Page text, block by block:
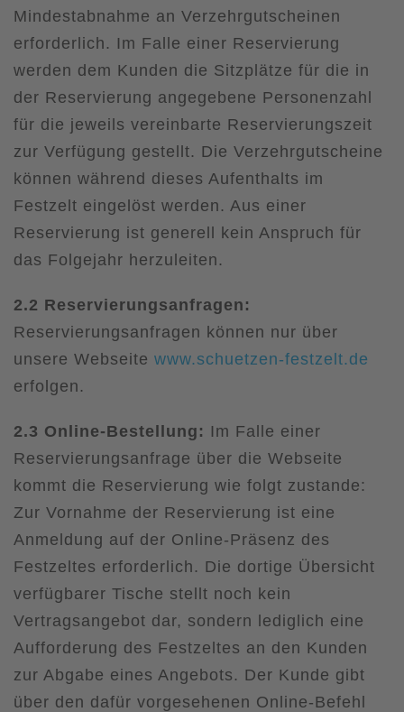
Mindestabnahme an Verzehrgutscheinen
erforderlich. Im Falle einer Reservierung
werden dem Kunden die Sitzplätze für die in
der Reservierung angegebene Personenzahl
für die jeweils vereinbarte Reservierungszeit
zur Verfügung gestellt. Die Verzehrgutscheine
können während dieses Aufenthalts im
Festzelt eingelöst werden. Aus einer
Reservierung ist generell kein Anspruch für
das Folgejahr herzuleiten.
2.2 Reservierungsanfragen:
Reservierungsanfragen können nur über
unsere Webseite www.schuetzen-festzelt.de
erfolgen.
2.3 Online-Bestellung: Im Falle einer
Reservierungsanfrage über die Webseite
kommt die Reservierung wie folgt zustande:
Zur Vornahme der Reservierung ist eine
Anmeldung auf der Online-Präsenz des
Festzeltes erforderlich. Die dortige Übersicht
verfügbarer Tische stellt noch kein
Vertragsangebot dar, sondern lediglich eine
Aufforderung des Festzeltes an den Kunden
zur Abgabe eines Angebots. Der Kunde gibt
über den dafür vorgesehenen Online-Befehl